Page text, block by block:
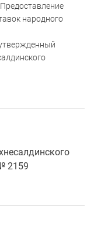
народного
2159